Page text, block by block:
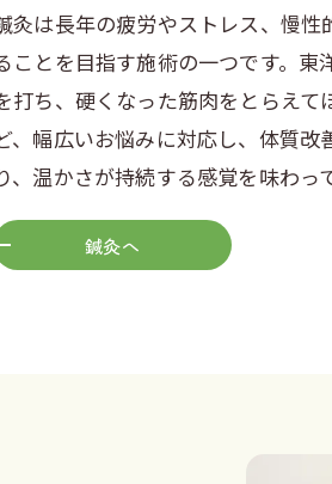
灸は長年の疲労やストレス、慢
ことを目指す施術の一つです。
打ち、硬くなった筋肉をとらえ
、幅広いお悩みに対応し、体質
、温かさが持続する感覚を味わっ
鍼灸へ